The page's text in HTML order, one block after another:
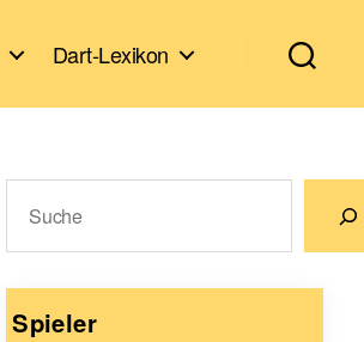
Dart-Lexikon
Spieler